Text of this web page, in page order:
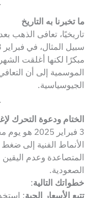
ما تخبرنا به التاريخ
تاريخيًا، تعافى الذهب
الموسمية إلى أن
الجيوسياسية.
الختام ودعوة التحرك
3 فبراير
الأنماط الفنية إلى
المتصاعدة وعدم
الصعودية.
خطواتك التالية:
تتبع الأسعار الحية: